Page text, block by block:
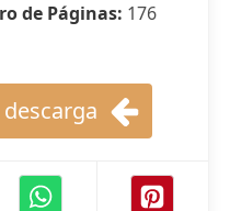
de Páginas: 176